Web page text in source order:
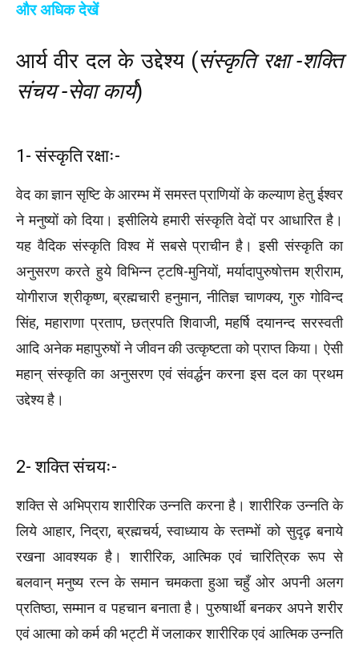
और अधिक देखें
आर्य वीर दल के उद्देश्य (संस्कृति रक्षा -शक्ति
संचय -सेवा कार्य)
1- संस्कृति रक्षाः-
वेद का ज्ञान सृष्टि के आरम्भ में समस्त प्राणियों के कल्याण हेतु ईश्वर
ने मनुष्यों को दिया। इसीलिये हमारी संस्कृति वेदों पर आधारित है।
यह वैदिक संस्कृति विश्व में सबसे प्राचीन है। इसी संस्कृति का
अनुसरण करते हुये विभिन्न ट्टषि-मुनियों, मर्यादापुरुषोत्तम श्रीराम,
योगीराज श्रीकृष्ण, ब्रह्मचारी हनुमान, नीतिज्ञ चाणक्य, गुरु गोविन्द
सिंह, महाराणा प्रताप, छत्रपति शिवाजी, महर्षि दयानन्द सरस्वती
आदि अनेक महापुरुषों ने जीवन की उत्कृष्टता को प्राप्त किया। ऐसी
महान् संस्कृति का अनुसरण एवं संवर्द्धन करना इस दल का प्रथम
उद्देश्य है।
2- शक्ति संचयः-
शक्ति से अभिप्राय शारीरिक उन्नति करना है। शारीरिक उन्नति के
लिये आहार, निद्रा, ब्रह्मचर्य, स्वाध्याय के स्तम्भों को सुदृढ़ बनाये
रखना आवश्यक है। शारीरिक, आत्मिक एवं चारित्रिक रूप से
बलवान् मनुष्य रत्न के समान चमकता हुआ चहुँ ओर अपनी अलग
प्रतिष्ठा, सम्मान व पहचान बनाता है। पुरुषार्थी बनकर अपने शरीर
एवं आत्मा को कर्म की भट्टी में जलाकर शारीरिक एवं आत्मिक उन्नति